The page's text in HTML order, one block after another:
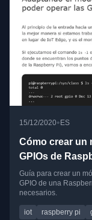
15/12/2020•ES
Cómo crear un
GPIOs de
Guía para crear un
GPIO de una
necesarios.
iot raspberry pi